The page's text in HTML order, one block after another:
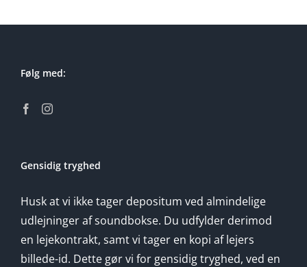
Følg med:
Gensidig tryghed
Husk at vi ikke tager depositum ved almindelige
udlejninger af soundbokse. Du udfylder derimod
en lejekontrakt, samt vi tager en kopi af lejers
billede-id. Dette gør vi for gensidig tryghed, ved en